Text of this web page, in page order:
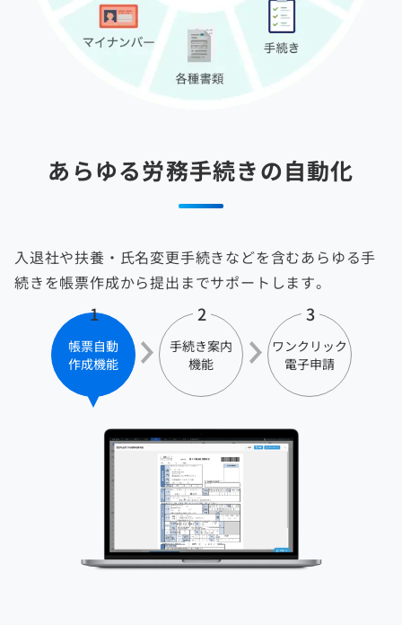
あらゆる労務手続きの自動化
入退社や扶養・氏名変更手続きなどを含むあらゆる手
続きを帳票作成から提出までサポートします。
1
帳票自動
作成機能
2
手続き案内
機能
3
ワンクリック
電子申請